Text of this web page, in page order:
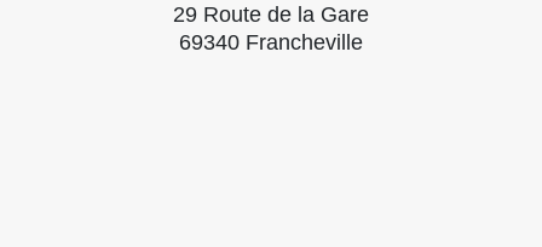
29 Route de la Gare
69340 Francheville